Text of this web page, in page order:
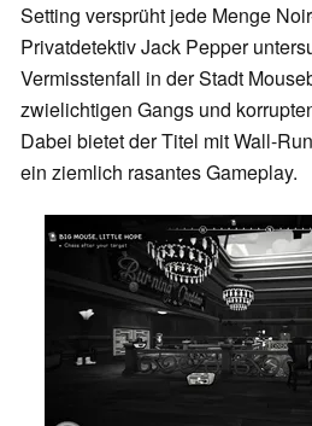
Setting versprüht jede Menge
Privatdetektiv Jack Pepper
Vermisstenfall in der Stadt
zwielichtigen Gangs und
Dabei bietet der Titel mit Wall-
ein ziemlich rasantes Gameplay.